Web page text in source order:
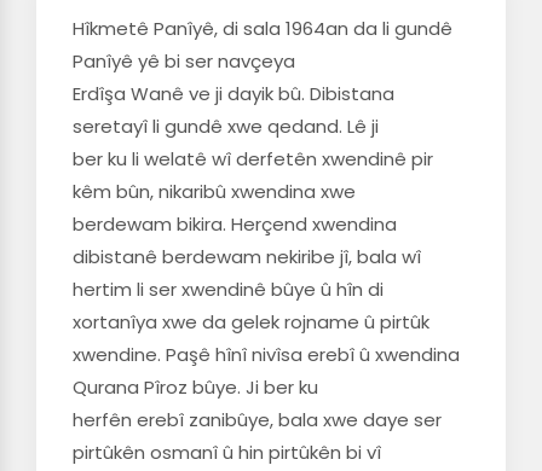
Hîkmetê Panîyê, di sala 1964an da li gundê
Panîyê yê bi ser navçeya
Erdîşa Wanê ve ji dayik bû. Dibistana
seretayî li gundê xwe qedand. Lê ji
ber ku li welatê wî derfetên xwendinê pir
kêm bûn, nikaribû xwendina xwe
berdewam bikira. Herçend xwendina
dibistanê berdewam nekiribe jî, bala wî
hertim li ser xwendinê bûye û hîn di
xortanîya xwe da gelek rojname û pirtûk
xwendine. Paşê hînî nivîsa erebî û xwendina
Qurana Pîroz bûye. Ji ber ku
herfên erebî zanibûye, bala xwe daye ser
pirtûkên osmanî û hin pirtûkên bi vî